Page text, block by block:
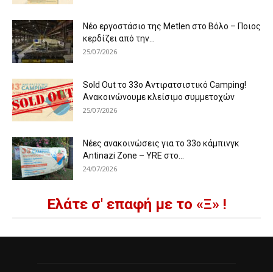
Νέο εργοστάσιο της Metlen στο Βόλο – Ποιος
κερδίζει από την...
25/07/2026
Sold Out το 33ο Αντιρατσιστικό Camping!
Ανακοινώνουμε κλείσιμο συμμετοχών
25/07/2026
Νέες ανακοινώσεις για το 33ο κάμπινγκ
Antinazi Zone – YRE στο...
24/07/2026
Ελάτε σ' επαφή με το «Ξ» !